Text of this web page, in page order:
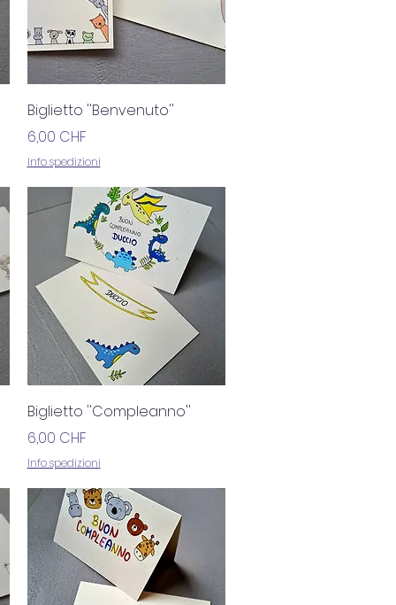
Vista rapida
Biglietto ''Benvenuto''
Prezzo
6,00 CHF
Info spedizioni
Vista rapida
Biglietto ''Compleanno''
Prezzo
6,00 CHF
Info spedizioni